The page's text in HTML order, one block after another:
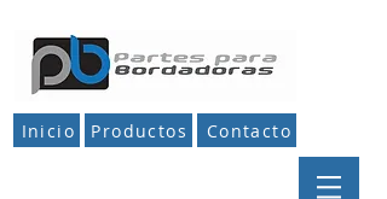
Inicio Productos Contacto